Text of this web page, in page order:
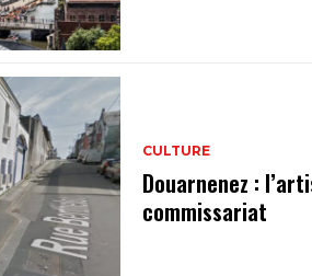
CULTURE
Douarnenez :
commissariat